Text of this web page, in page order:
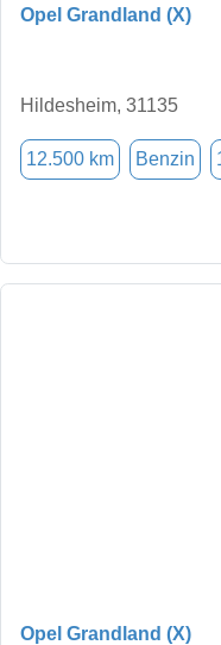
Opel Grandland (X)
Hildesheim, 31135
12.500 km Benzin
Opel Grandland (X)